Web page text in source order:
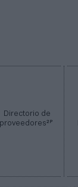
Directorio de
proveedores2P